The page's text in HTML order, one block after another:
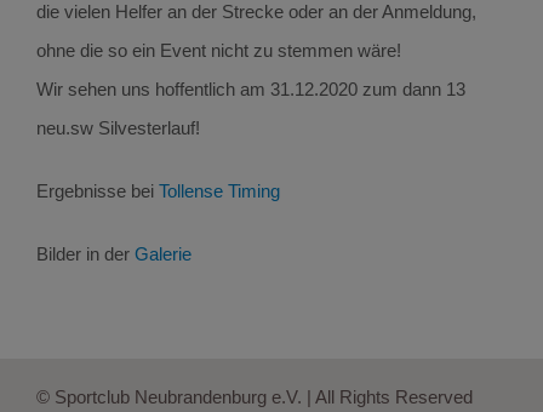
die vielen Helfer an der Strecke oder an der Anmeldung,
ohne die so ein Event nicht zu stemmen wäre!
Wir sehen uns hoffentlich am 31.12.2020 zum dann 13
neu.sw Silvesterlauf!
Ergebnisse bei Tollense Timing
Bilder in der Galerie
© Sportclub Neubrandenburg e.V. | All Rights Reserved